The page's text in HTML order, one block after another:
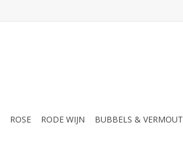
ROSE RODE WIJN BUBBELS & VERMOUT